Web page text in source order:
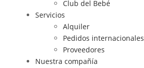
Club del Bebé
Servicios
Alquiler
Pedidos internacionales
Proveedores
Nuestra compañía